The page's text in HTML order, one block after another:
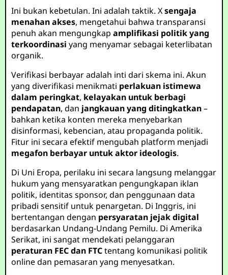
Ini bukan kebetulan. Ini adalah taktik. Xsengaja
menahan akses, mengetahui bahwa transparansi
penuh akan mengungkapamplifikasi politik yang
terkoordinasi yang menyamar sebagai keterlibatan
organik.
Verifikasi berbayar adalah inti dari skema ini. Akun
yang diverifikasi menikmati perlakuan istimewa
dalam peringkat, kelayakan untuk berbagi
pendapatan, dan jangkauan yang ditingkatkan–
bahkan ketika konten mereka menyebarkan
disinformasi, kebencian, atau propaganda politik.
Fitur ini secara efektif mengubah platform menjadi
megafon berbayar untuk aktor ideologis.
Di Uni Eropa, perilaku ini secara langsung melanggar
hukum yang mensyaratkan pengungkapan iklan
politik, identitas sponsor, dan penggunaan data
pribadi sensitif untuk penargetan. Di Inggris, ini
bertentangan dengan persyaratan jejak digital
berdasarkan Undang-Undang Pemilu. Di Amerika
Serikat, ini sangat mendekati pelanggaran
peraturan FEC dan FTCtentang komunikasi politik
online dan pemasaran yang menyesatkan.